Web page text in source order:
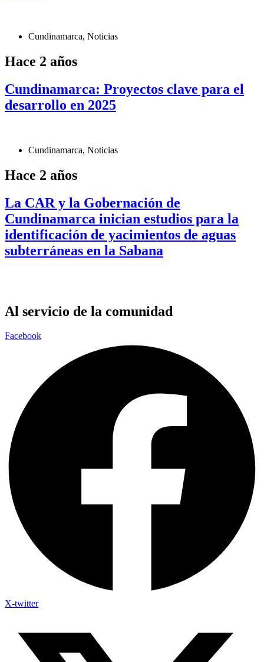
Cundinamarca, Noticias
Hace 2 años
Cundinamarca: Proyectos clave para el
desarrollo en 2025
Cundinamarca, Noticias
Hace 2 años
La CAR y la Gobernación de
Cundinamarca inician estudios para la
identificación de yacimientos de aguas
subterráneas en la Sabana
Al servicio de la comunidad
Facebook
X-twitter